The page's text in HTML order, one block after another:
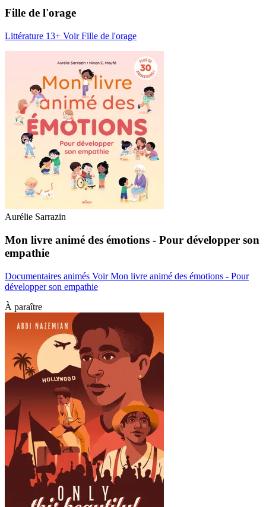
Fille de l'orage
Littérature 13+ Voir Fille de l'orage
Aurélie Sarrazin
Mon livre animé des émotions - Pour développer son
empathie
Documentaires animés Voir Mon livre animé des émotions - Pour
développer son empathie
À paraître